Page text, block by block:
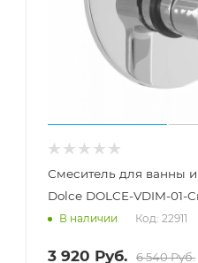
Смеситель для ванны
Dolce DOLCE-VDIM-01-
В наличии Код: 22911
3 920 Руб. 6 540Руб.